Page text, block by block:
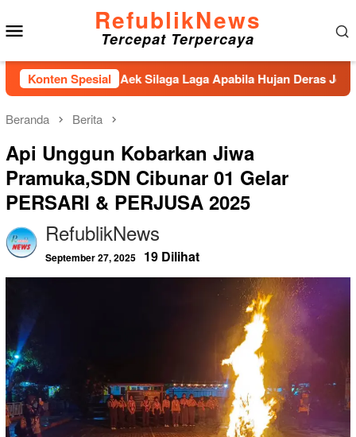
ke
konten
RefublikNews
Tercepat Terpercaya
Konten Spesial
Aek Silaga Laga Apabila Hujan Deras Jebol,Puluhan
Beranda Berita
Api Unggun Kobarkan Jiwa
Pramuka,SDN Cibunar 01 Gelar
PERSARI & PERJUSA 2025
RefublikNews
September 27, 2025 19 Dilihat